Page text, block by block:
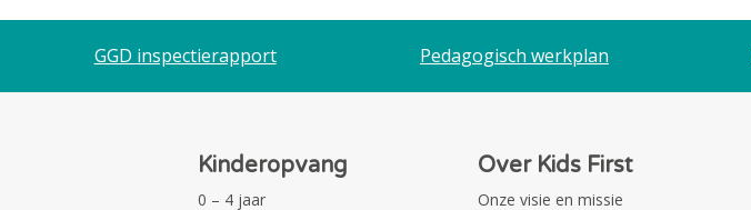
GGD inspectierapport Pedagogisch werkplan
Kinderopvang
0 – 4 jaar
Over Kids First
Onze visie en missie